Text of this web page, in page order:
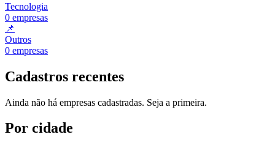
Tecnologia
0 empresas
📌
Outros
0 empresas
Cadastros recentes
Ainda não há empresas cadastradas. Seja a primeira.
Por cidade